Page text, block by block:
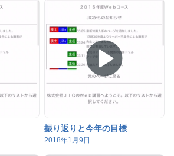
振り返りと今年の目標
2018年1月9日